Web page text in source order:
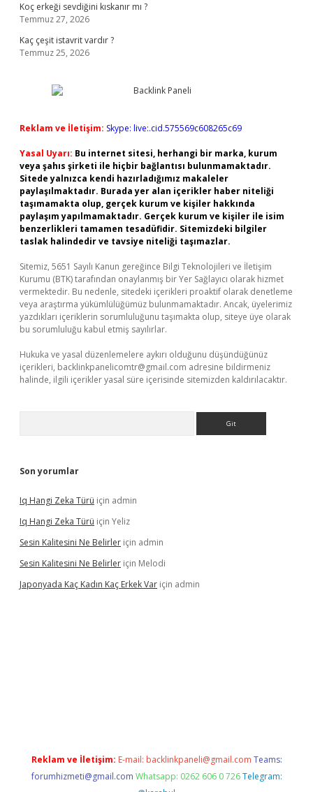
Koç erkeği sevdiğini kıskanır mı ?
Temmuz 27, 2026
Kaç çeşit istavrit vardır ?
Temmuz 25, 2026
Reklam ve İletişim: Skype: live:.cid.575569c608265c69
Yasal Uyarı: Bu internet sitesi, herhangi bir marka, kurum
veya şahıs şirketi ile hiçbir bağlantısı bulunmamaktadır.
Sitede yalnızca kendi hazırladığımız makaleler
paylaşılmaktadır. Burada yer alan içerikler haber niteliği
taşımamakta olup, gerçek kurum ve kişiler hakkında
paylaşım yapılmamaktadır. Gerçek kurum ve kişiler ile isim
benzerlikleri tamamen tesadüfidir. Sitemizdeki bilgiler
taslak halindedir ve tavsiye niteliği taşımazlar.
Sitemiz, 5651 Sayılı Kanun gereğince Bilgi Teknolojileri ve İletişim
Kurumu (BTK) tarafından onaylanmış bir Yer Sağlayıcı olarak hizmet
vermektedir. Bu nedenle, sitedeki içerikleri proaktif olarak denetleme
veya araştırma yükümlülüğümüz bulunmamaktadır. Ancak, üyelerimiz
yazdıkları içeriklerin sorumluluğunu taşımakta olup, siteye üye olarak
bu sorumluluğu kabul etmiş sayılırlar.
Hukuka ve yasal düzenlemelere aykırı olduğunu düşündüğünüz
içerikleri, backlinkpanelicomtr@gmail.com adresine bildirmeniz
halinde, ilgili içerikler yasal süre içerisinde sitemizden kaldırılacaktır.
Son yorumlar
Iq Hangi Zeka Türü için admin
Iq Hangi Zeka Türü için Yeliz
Sesin Kalitesini Ne Belirler için admin
Sesin Kalitesini Ne Belirler için Melodi
Japonyada Kaç Kadın Kaç Erkek Var için admin
Reklam ve İletişim: E-mail: backlinkpaneli@gmail.com Teams:
forumhizmeti@gmail.com Whatsapp: 0262 606 0 726 Telegram: